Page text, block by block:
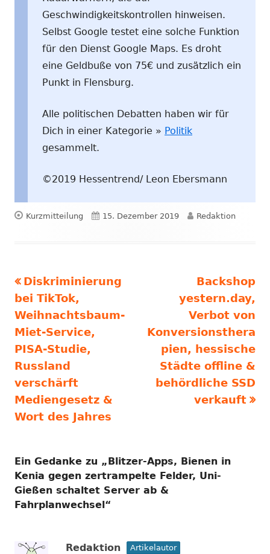
Geschwindigkeitskontrollen hinweisen.
Selbst Google testet eine solche Funktion
für den Dienst Google Maps. Es droht
eine Geldbuße von 75€ und zusätzlich ein
Punkt in Flensburg.
Alle politischen Debatten haben wir für
Dich in einer Kategorie » Politik
gesammelt.
©2019 Hessentrend/ Leon Ebersmann
Format
Kurzmitteilung Veröffentlicht
15. Dezember 2019 Autor
Redaktion
Beitragsnavigation
Vorheriger
Beitrag:
Diskriminierung
bei TikTok,
Weihnachtsbaum-
Miet-Service,
PISA-Studie,
Russland
verschärft
Mediengesetz &
Wort des Jahres
Nächster
Beitrag
Backshop
yestern.day,
Verbot von
Konversionsthera
pien, hessische
Städte offline &
behördliche SSD
verkauft
Ein Gedanke zu „Blitzer-Apps, Bienen in
Kenia gegen zertrampelte Felder, Uni-
Gießen schaltet Server ab &
Fahrplanwechsel“
Redaktion Artikelautor